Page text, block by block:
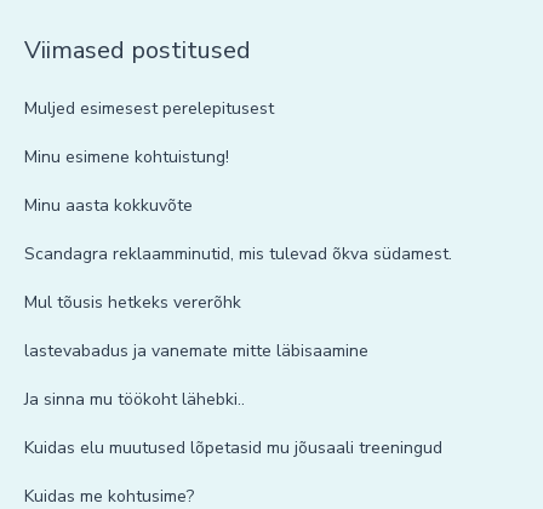
Viimased postitused
Muljed esimesest perelepitusest
Minu esimene kohtuistung!
Minu aasta kokkuvõte
Scandagra reklaamminutid, mis tulevad õkva südamest.
Mul tõusis hetkeks vererõhk
lastevabadus ja vanemate mitte läbisaamine
Ja sinna mu töökoht lähebki..
Kuidas elu muutused lõpetasid mu jõusaali treeningud
Kuidas me kohtusime?